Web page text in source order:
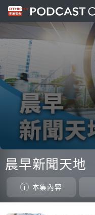
seconds
of
30
minutes,
晨早新聞天地
本集內容